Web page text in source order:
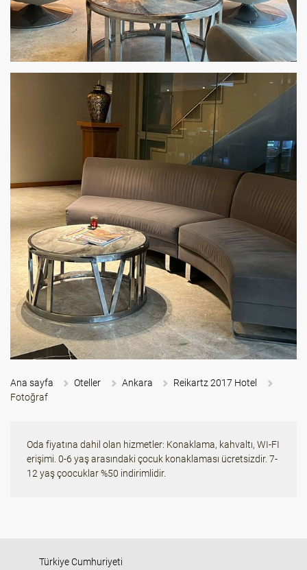
Ana sayfa Oteller Ankara
Reikartz 2017 Hotel
Fotoğraf
Oda fiyatına dahil olan hizmetler: Konaklama, kahvaltı, WI-FI
erişimi. 0-6 yaş arasındaki çocuk konaklaması ücretsizdir. 7-
12 yaş çoocuklar %50 indirimlidir.
Türkiye Cumhuriyeti